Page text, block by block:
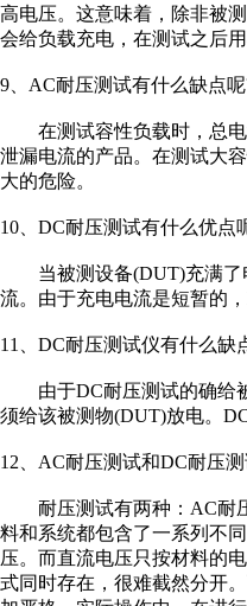
高电压。这意味着，除非被
会给负载充电，在测试之后
9、AC耐压测试有什么缺点呢
在测试容性负载时，总电
泄漏电流的产品。在测试大
大的危险。
10、DC耐压测试有什么优点
当被测设备(DUT)充满了
流。由于充电电流是短暂的
11、DC耐压测试仪有什么缺
由于DC耐压测试的确给被
须给该被测物(DUT)放电。
12、AC耐压测试和DC耐压测
耐压测试有两种：AC耐压
料和系统都包含了一系列不
压。而直流电压只按材料的
式同时存在，很难截然分开